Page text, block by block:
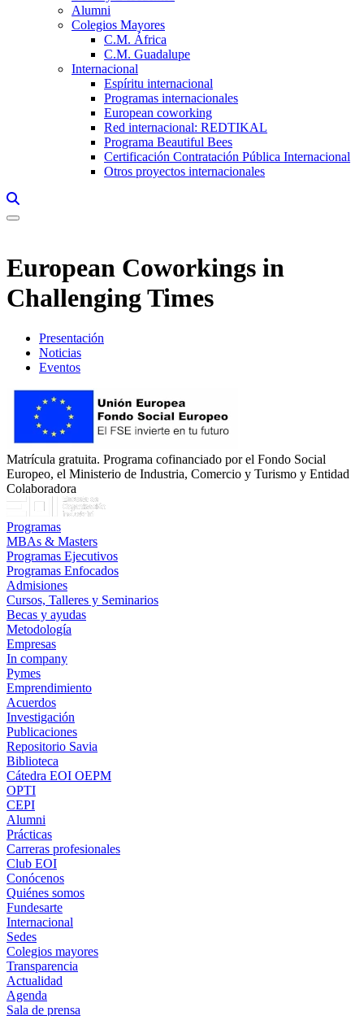
Alumni
Colegios Mayores
C.M. África
C.M. Guadalupe
Internacional
Espíritu internacional
Programas internacionales
European coworking
Red internacional: REDTIKAL
Programa Beautiful Bees
Certificación Contratación Pública Internacional
Otros proyectos internacionales
European Coworkings in
Challenging Times
Presentación
Noticias
Eventos
Matrícula gratuita. Programa cofinanciado por el Fondo Social
Europeo, el Ministerio de Industria, Comercio y Turismo y Entidad
Colaboradora
Programas
MBAs & Masters
Programas Ejecutivos
Programas Enfocados
Admisiones
Cursos, Talleres y Seminarios
Becas y ayudas
Metodología
Empresas
In company
Pymes
Emprendimiento
Acuerdos
Investigación
Publicaciones
Repositorio Savia
Biblioteca
Cátedra EOI OEPM
OPTI
CEPI
Alumni
Prácticas
Carreras profesionales
Club EOI
Conócenos
Quiénes somos
Fundesarte
Internacional
Sedes
Colegios mayores
Transparencia
Actualidad
Agenda
Sala de prensa